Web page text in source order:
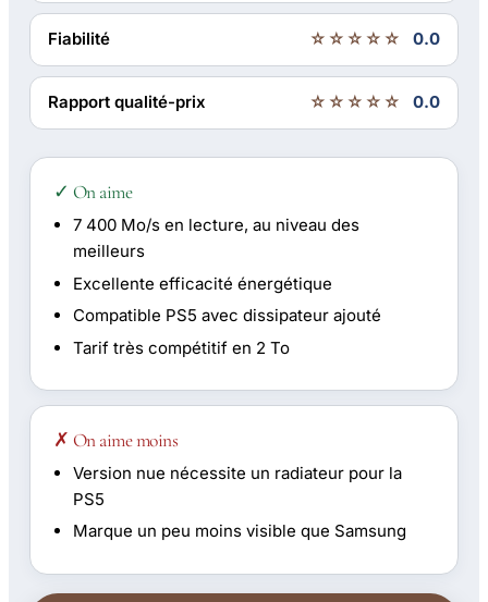
Fiabilité ☆☆☆☆☆ 0.0
Rapport qualité-prix ☆☆☆☆☆ 0.0
✓ On aime
7 400 Mo/s en lecture, au niveau des
meilleurs
Excellente efficacité énergétique
Compatible PS5 avec dissipateur ajouté
Tarif très compétitif en 2 To
✗ On aime moins
Version nue nécessite un radiateur pour la
PS5
Marque un peu moins visible que Samsung